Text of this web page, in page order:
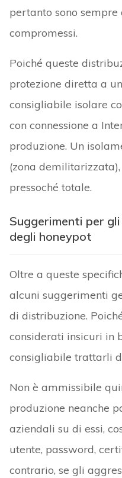
pertanto sono sempre
compromessi.
Poiché queste
protezione diretta a
consigliabile isolare
con connessione a
produzione. Un
(zona
pressoché totale.
Suggerimenti per
degli honeypot
Oltre a queste
alcuni suggerimenti
di distribuzione.
considerati insicuri in
consigliabile trattarli
Non è ammissibile
produzione neanche
aziendali su di essi,
utente, password,
contrario, se gli